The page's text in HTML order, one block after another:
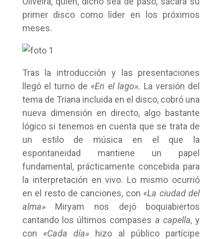
primer disco como líder en los próximos
meses.
Tras la introducción y las presentaciones
llegó el turno de «En el lago». La versión del
tema de Triana incluida en el disco, cobró una
nueva dimensión en directo, algo bastante
lógico si tenemos en cuenta que se trata de
un estilo de música en el que la
espontaneidad mantiene un papel
fundamental, prácticamente concebida para
la interpretación en vivo. Lo mismo ocurrió
en el resto de canciones, con «La ciudad del
alma»Miryam nos dejó boquiabiertos
cantando los últimos compases a capella,y
con «Cada día» hizo al público partícipe